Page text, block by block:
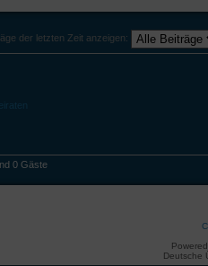
der letzten Zeit anzeigen:
0 Gäste
Deutsche